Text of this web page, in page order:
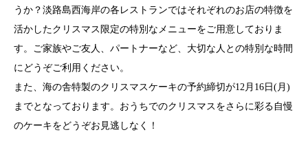
うか？淡路島西海岸の各レストランではそれぞれのお店の特徴を
活かしたクリスマス限定の特別なメニューをご用意しておりま
す。ご家族やご友人、パートナーなど、大切な人との特別な時間
にどうぞご利用ください。
また、海の舎特製のクリスマスケーキの予約締切が12月16日(月)
までとなっております。おうちでのクリスマスをさらに彩る自慢
のケーキをどうぞお見逃しなく！